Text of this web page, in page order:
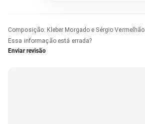
Composição: Kleber Morgado e Sérgio Vermelhão
Essa informação está errada?
Enviar revisão